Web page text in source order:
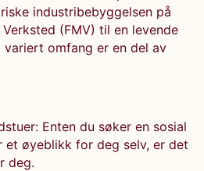
industribebyggelsen på
(FMV) til en levende
variert omfang er en del av
Enten du søker en sosial
et øyeblikk for deg selv, er det
deg.